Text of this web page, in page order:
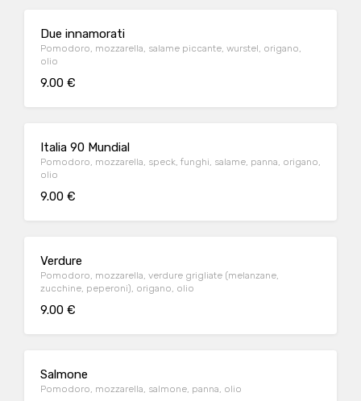
Due innamorati
Pomodoro, mozzarella, salame piccante, wurstel, origano,
olio
9.00 €
Italia 90 Mundial
Pomodoro, mozzarella, speck, funghi, salame, panna, origano,
olio
9.00 €
Verdure
Pomodoro, mozzarella, verdure grigliate (melanzane,
zucchine, peperoni), origano, olio
9.00 €
Salmone
Pomodoro, mozzarella, salmone, panna, olio